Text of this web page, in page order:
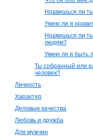
Нравишься ли
Умею ли я
Нравишься ли
людям?
Умею ли я быть
Ты собранный или
человек?
Личность
Характер
Деловые качества
Любовь и дружба
Для мужчин